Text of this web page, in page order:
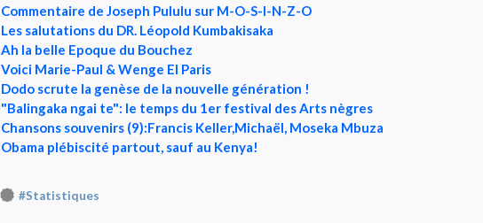
Commentaire de Joseph Pululu sur M-O-S-I-N-Z-O
Les salutations du DR. Léopold Kumbakisaka
Ah la belle Epoque du Bouchez
Voici Marie-Paul & Wenge El Paris
Dodo scrute la genèse de la nouvelle génération !
"Balingaka ngai te": le temps du 1er festival des Arts nègres
Chansons souvenirs (9):Francis Keller,Michaël, Moseka Mbuza
Obama plébiscité partout, sauf au Kenya!
#Statistiques